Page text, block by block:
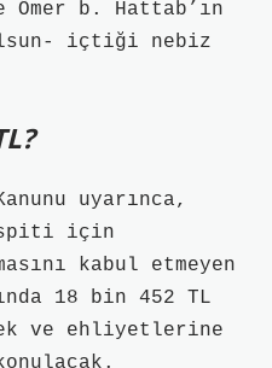
b. Hattab’ın
içtiği nebiz
uyarınca,
için
kabul etmeyen
18 bin 452 TL
ve ehliyetlerine